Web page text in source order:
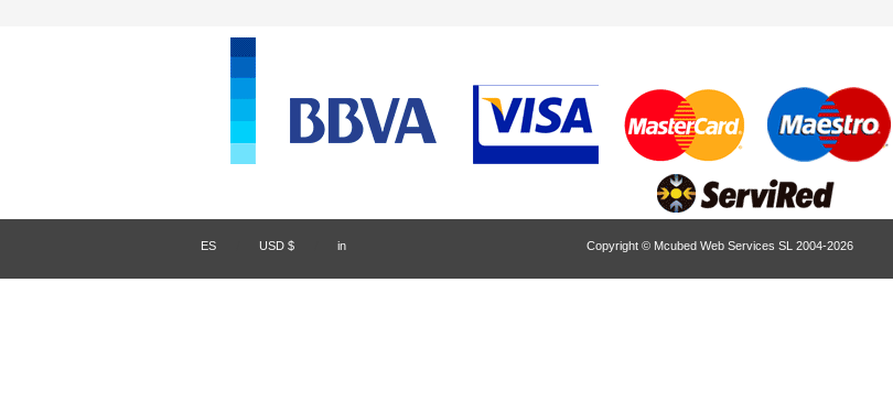
ES USD $ in Copyright © Mcubed Web Services SL 2004-2026